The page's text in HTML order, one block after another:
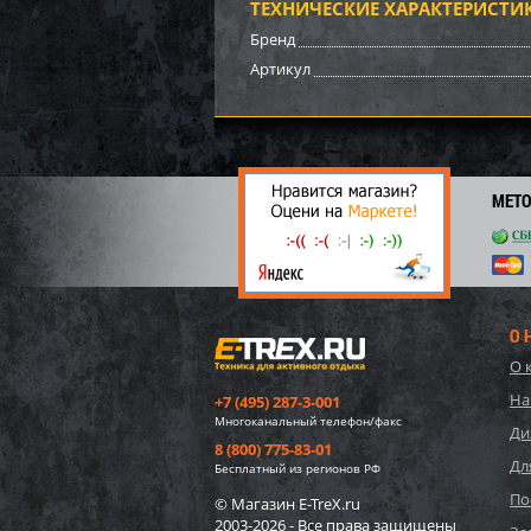
62
3
1
ТЕХНИЧЕСКИЕ
Бренд
Артикул
+7 (495) 287-3-001
Многоканальный телефон/факс
8 (800) 775-83-01
Бесплатный из регионов РФ
© Магазин E-TreX.ru
2003-2026 - Все права защищены
О
О